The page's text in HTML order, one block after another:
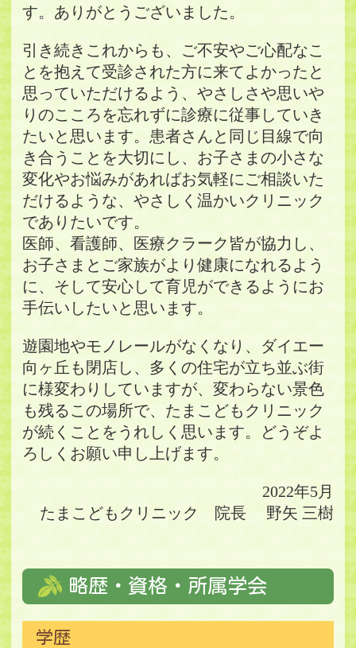
す。ありがとうございました。
引き続きこれからも、ご不安やご心配なこ
とを抱えて受診された方に来てよかったと
思っていただけるよう、やさしさや思いや
りのこころを忘れずに診療に従事していき
たいと思います。患者さんと同じ目線で向
き合うことを大切にし、お子さまの小さな
変化やお悩みがあればお気軽にご相談いた
だけるような、やさしく温かいクリニック
でありたいです。
医師、看護師、医療クラーク皆が協力し、
お子さまとご家族がより健康になれるよう
に、そして安心して育児ができるようにお
手伝いしたいと思います。
遊園地やモノレールがなくなり、ダイエー
向ヶ丘も閉店し、多くの住宅が立ち並ぶ街
に様変わりしていますが、変わらない景色
も残るこの場所で、たまこどもクリニック
が続くことをうれしく思います。どうぞよ
ろしくお願い申し上げます。
2022年5月
たまこどもクリニック 院長 野矢 三樹
略歴・資格・所属学会
学歴